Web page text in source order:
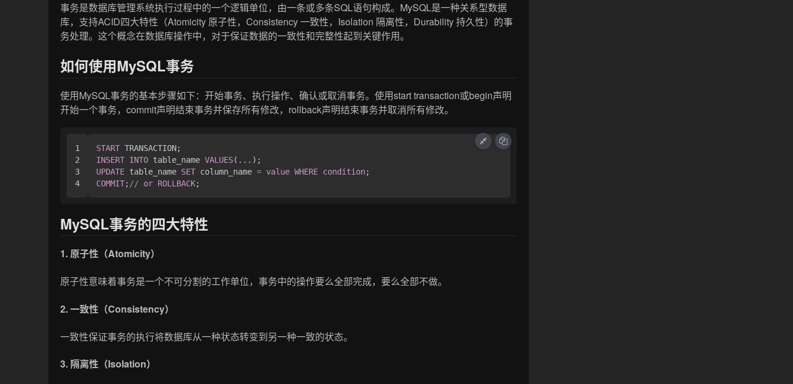
事务是数据库管理系统执行过程中的一个逻辑单位，由一条或多条SQL语句构成。MySQL是一种关系型数据
库，支持ACID四大特性（Atomicity 原子性，Consistency 一致性，Isolation 隔离性，Durability 持久性）的事
务处理。这个概念在数据库操作中，对于保证数据的一致性和完整性起到关键作用。
如何使用MySQL事务
使用MySQL事务的基本步骤如下：开始事务、执行操作、确认或取消事务。使用start transaction或begin声明
开始一个事务，commit声明结束事务并保存所有修改，rollback声明结束事务并取消所有修改。
1
2
3
START
INSERT INTO table_name VALUES
UPDATE table_name SET column_name = value WHERE condition
COMMIT; // or ROLLBACK;
MySQL事务的四大特性
1. 原子性（Atomicity）
原子性意味着事务是一个不可分割的工作单位，事务中的操作要么全部完成，要么全部不做。
2. 一致性（Consistency）
一致性保证事务的执行将数据库从一种状态转变到另一种一致的状态。
3. 隔离性（Isolation）